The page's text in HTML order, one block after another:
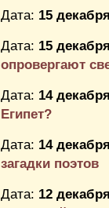
Дата: 15
Дата: 15
опровергают
Дата: 14
Египет?
Дата: 14
загадки поэтов
Дата: 12